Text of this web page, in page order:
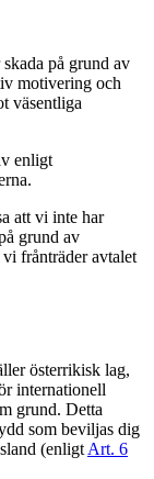
på grund av
motivering och
väsentliga
enligt
att vi inte har
grund av
frånträder avtalet
österrikisk lag,
internationell
grund. Detta
som beviljas dig
(enligt Art. 6